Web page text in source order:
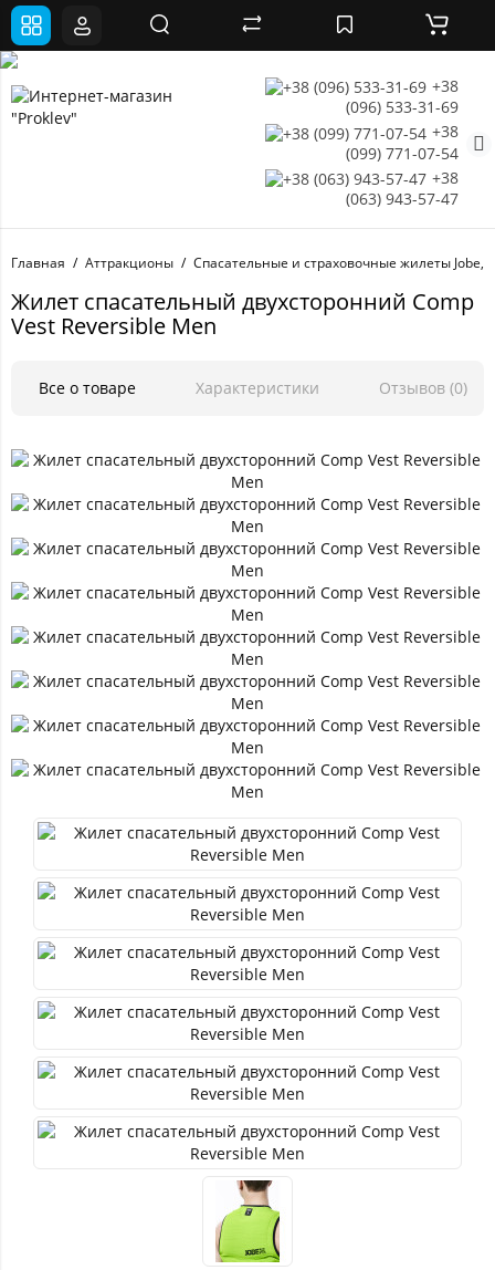
+38
(096) 533-31-69
+38
(099) 771-07-54
+38
(063) 943-57-47
Главная Аттракционы Спасательные и страховочные жилеты Jobe,
Жилет спасательный двухсторонний Comp
Vest Reversible Men
Все о товаре Характеристики Отзывов (0)